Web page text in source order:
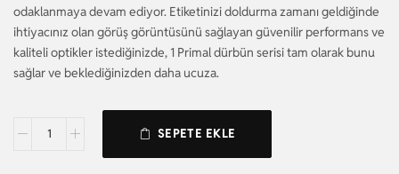
odaklanmaya devam ediyor. Etiketinizi doldurma zamanı geldiğinde
ihtiyacınız olan görüş görüntüsünü sağlayan güvenilir performans ve
kaliteli optikler istediğinizde, 1 Primal dürbün serisi tam olarak bunu
sağlar ve beklediğinizden daha ucuza.
SEPETE EKLE